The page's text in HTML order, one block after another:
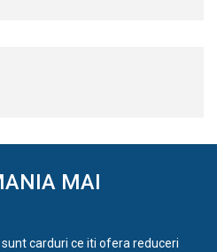
MAI
sunt carduri ce iti ofera reduceri